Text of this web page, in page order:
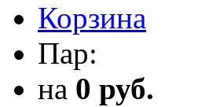
Корзина
Пар:
на 0 руб.